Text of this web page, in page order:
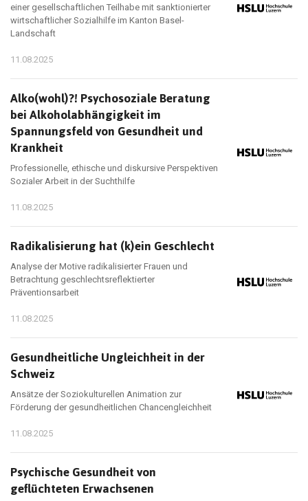
einer gesellschaftlichen Teilhabe mit sanktionierter
wirtschaftlicher Sozialhilfe im Kanton Basel-
Landschaft
11.08.2025
Alko(wohl)?! Psychosoziale Beratung
bei Alkoholabhängigkeit im
Spannungsfeld von Gesundheit und
Krankheit
Professionelle, ethische und diskursive Perspektiven
Sozialer Arbeit in der Suchthilfe
11.08.2025
Radikalisierung hat (k)ein Geschlecht
Analyse der Motive radikalisierter Frauen und
Betrachtung geschlechtsreflektierter
Präventionsarbeit
11.08.2025
Gesundheitliche Ungleichheit in der
Schweiz
Ansätze der Soziokulturellen Animation zur
Förderung der gesundheitlichen Chancengleichheit
11.08.2025
Psychische Gesundheit von
geflüchteten Erwachsenen